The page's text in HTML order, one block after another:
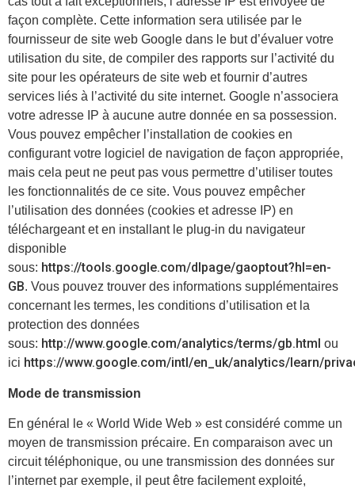
façon complète. Cette information sera utilisée par le
fournisseur de site web Google dans le but d’évaluer votre
utilisation du site, de compiler des rapports sur l’activité du
site pour les opérateurs de site web et fournir d’autres
services liés à l’activité du site internet. Google n’associera
votre adresse IP à aucune autre donnée en sa possession.
Vous pouvez empêcher l’installation de cookies en
configurant votre logiciel de navigation de façon appropriée,
mais cela peut ne peut pas vous permettre d’utiliser toutes
les fonctionnalités de ce site. Vous pouvez empêcher
l’utilisation des données (cookies et adresse IP) en
téléchargeant et en installant le plug-in du navigateur
disponible
sous: https://tools.google.com/dlpage/gaoptout?hl=en-
GB. Vous pouvez trouver des informations supplémentaires
concernant les termes, les conditions d’utilisation et la
protection des données
sous: http://www.google.com/analytics/terms/gb.html ou
ici https://www.google.com/intl/en_uk/analytics/learn/
Mode de transmission
En général le « World Wide Web » est considéré comme un
moyen de transmission précaire. En comparaison avec un
circuit téléphonique, ou une transmission des données sur
l’internet par exemple, il peut être facilement exploité,